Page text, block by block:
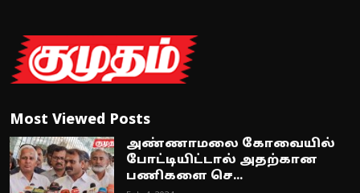
Most Viewed Posts
அண்ணாமலை கோவையில்
போட்டியிட்டால் அதற்கான
பணிகளை செ...